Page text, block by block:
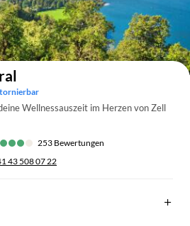
Auf der Karte anzeigen
Wellnessauszeit im Herzen von Zell
253 Bewertungen
43 508 07 22